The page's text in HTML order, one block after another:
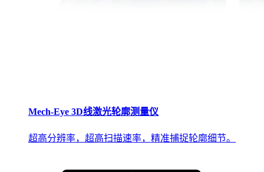
Mech-Eye 3D线激光轮廓测量仪
超高分辨率，超高扫描速率，精准捕捉轮廓细节。